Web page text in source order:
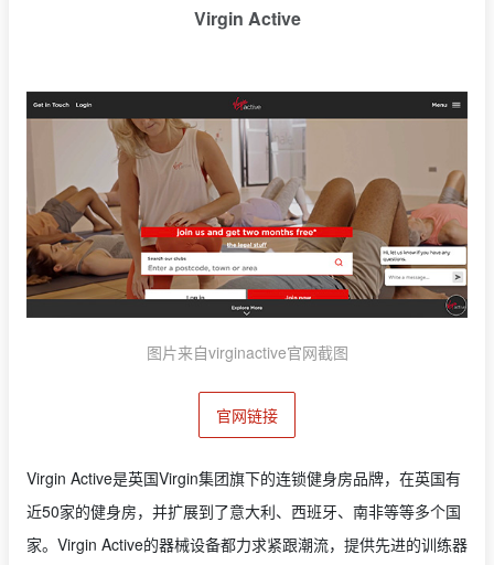
Virgin Active
图片来自virginactive官网截图
官网链接
Virgin Active是英国Virgin集团旗下的连锁健身房品牌，在英国有
近50家的健身房，并扩展到了意大利、西班牙、南非等等多个国
家。Virgin Active的器械设备都力求紧跟潮流，提供先进的训练器